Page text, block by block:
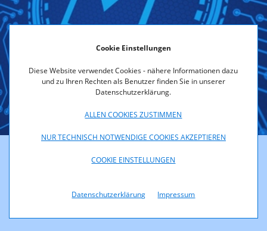
Cookie Einstellungen
Diese Website verwendet Cookies - nähere Informationen dazu
und zu Ihren Rechten als Benutzer finden Sie in unserer
Datenschutzerklärung.
ALLEN COOKIES ZUSTIMMEN
NUR TECHNISCH NOTWENDIGE COOKIES AKZEPTIEREN
COOKIE EINSTELLUNGEN
Datenschutzerklärung Impressum
Dienstaufnahme
Datum, an dem der Vertrauensdienst (vor 1.7.2016)
Vertrauensliste eingetragen wurde.